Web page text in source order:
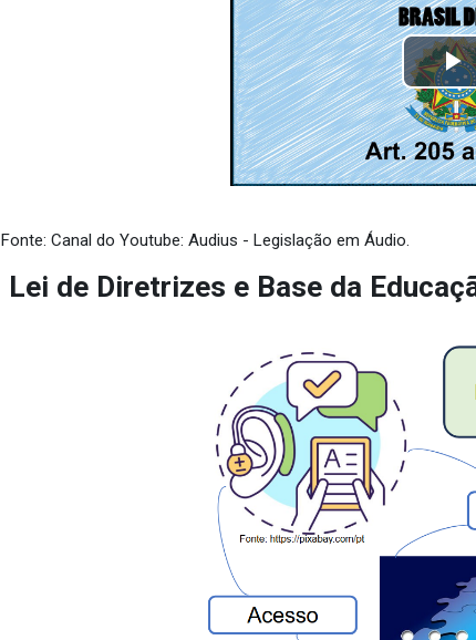
Fonte: Canal do Youtube: Audius - Legislação em Áudio.
Lei de Diretrizes e Base da